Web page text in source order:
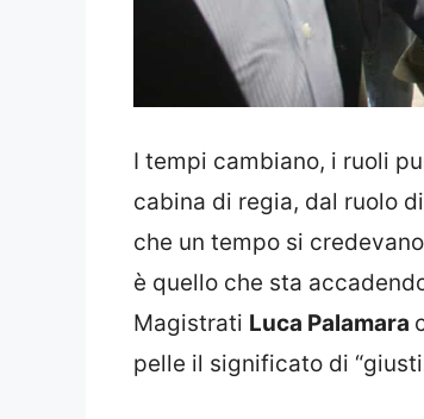
I tempi cambiano, i ruoli
cabina di regia, dal ruolo
che un tempo si
è quello che sta
Magistrati Luca Palamara
pelle il significato di